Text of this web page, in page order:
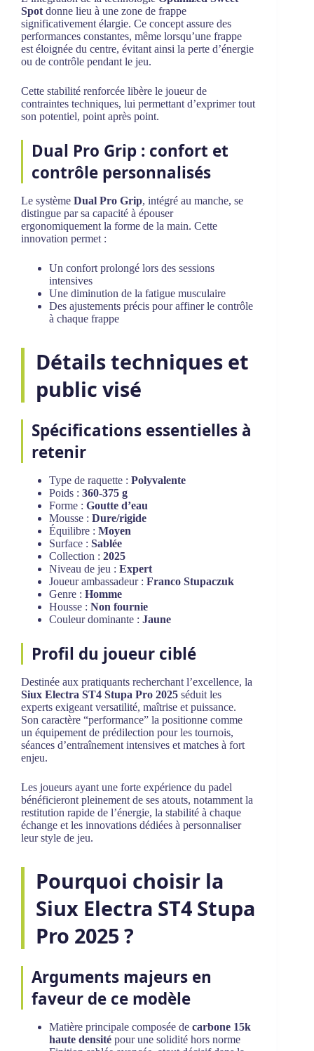
Spot donne lieu à une zone de frappe
significativement élargie. Ce concept assure des
performances constantes, même lorsqu’une frappe
est éloignée du centre, évitant ainsi la perte d’énergie
ou de contrôle pendant le jeu.
Cette stabilité renforcée libère le joueur de
contraintes techniques, lui permettant d’exprimer tout
son potentiel, point après point.
Dual Pro Grip : confort et
contrôle personnalisés
Le système Dual Pro Grip, intégré au manche, se
distingue par sa capacité à épouser
ergonomiquement la forme de la main. Cette
innovation permet :
Un confort prolongé lors des sessions
intensives
Une diminution de la fatigue musculaire
Des ajustements précis pour affiner le contrôle
à chaque frappe
Détails techniques et
public visé
Spécifications essentielles à
retenir
Type de raquette : Polyvalente
Poids : 360-375 g
Forme : Goutte d’eau
Mousse : Dure/rigide
Équilibre : Moyen
Surface : Sablée
Collection : 2025
Niveau de jeu : Expert
Joueur ambassadeur : Franco Stupaczuk
Genre : Homme
Housse : Non fournie
Couleur dominante : Jaune
Profil du joueur ciblé
Destinée aux pratiquants recherchant l’excellence, la
Siux Electra ST4 Stupa Pro 2025 séduit les
experts exigeant versatilité, maîtrise et puissance.
Son caractère “performance” la positionne comme
un équipement de prédilection pour les tournois,
séances d’entraînement intensives et matches à fort
enjeu.
Les joueurs ayant une forte expérience du padel
bénéficieront pleinement de ses atouts, notamment la
restitution rapide de l’énergie, la stabilité à chaque
échange et les innovations dédiées à personnaliser
leur style de jeu.
Pourquoi choisir la
Siux Electra ST4 Stupa
Pro 2025 ?
Arguments majeurs en
faveur de ce modèle
Matière principale composée de carbone 15k
haute densité pour une solidité hors norme